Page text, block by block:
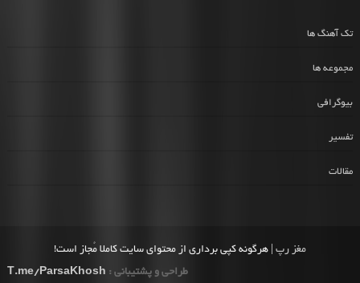
تک آهنگ ها
مجموعه ها
بیوگرافی
تفسیر
مقالات
مغز رپ | هرگونه کپی برداری از محتوای سایت کاملا مُجاز است!
طراحی و پشتیبانی : T.me/ParsaKhosh